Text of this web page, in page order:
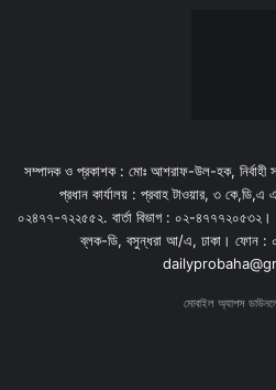
সম্পাদক ও প্রকাশক : মোঃ আশরাফ-উল-হক, নির্বাহী
প্রধান কার্যালয় : প্রবাহ টাওয়ার, ৩ কে,ডি,এ
০২৪৭৭-৭২২৫৫২. বার্তা বিভাগ : ০২-
ব্লক-ডি, বসুন্ধরা আ/এ, ঢাকা। ফোন
মোবাইল অ্যাপস